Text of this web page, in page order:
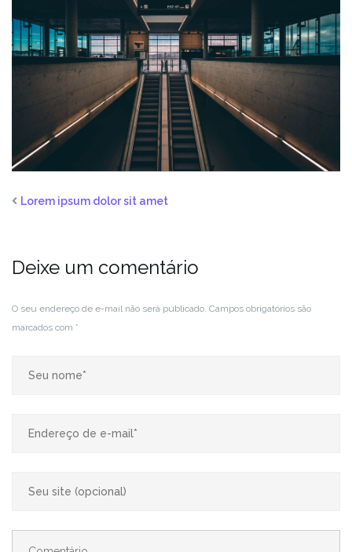
Lorem ipsum dolor sit amet
Deixe um comentário
O seu endereço de e-mail não será publicado. Campos obrigatórios são
marcados com *